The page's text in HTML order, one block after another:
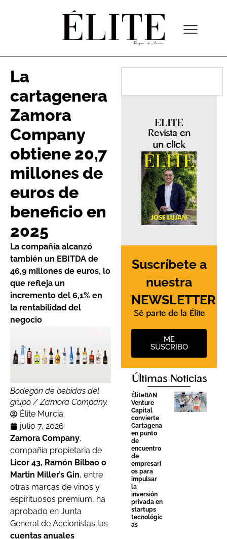
La
cartagenera
Zamora
Company
obtiene 20,7
millones de
euros de
beneficio en
2025
La compañía alcanzó
también un EBITDA de
46,9 millones de euros, lo
que refleja un
incremento del 6,1% en
la rentabilidad del
negocio
Bodegón de bebidas del
grupo / Zamora Company.
Élite Murcia
julio 7, 2026
Zamora Company,
compañía propietaria de
Licor 43, Ramón Bilbao o
Martin Miller’s Gin, entre
otras marcas de vinos y
espirituosos premium, ha
aprobado en Junta
General de Accionistas las
cuentas anuales
Revista en
un click
Suscríbete a
nuestra
NEWSLETTER
Sé parte de la Élite
ME
SUSCRIBO
Últimas Noticias
ÉliteBAN
Venture
Capital
convierte
Cartagena
en punto
de
encuentro
de
empresari
os para
impulsar
la
inversión
privada en
startups
tecnológic
as